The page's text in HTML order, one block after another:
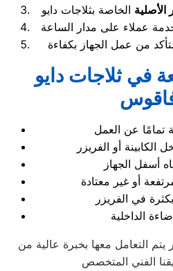
الأصلية
في ثلاجات دايو
يتم التعامل معها بخبرة عالية من